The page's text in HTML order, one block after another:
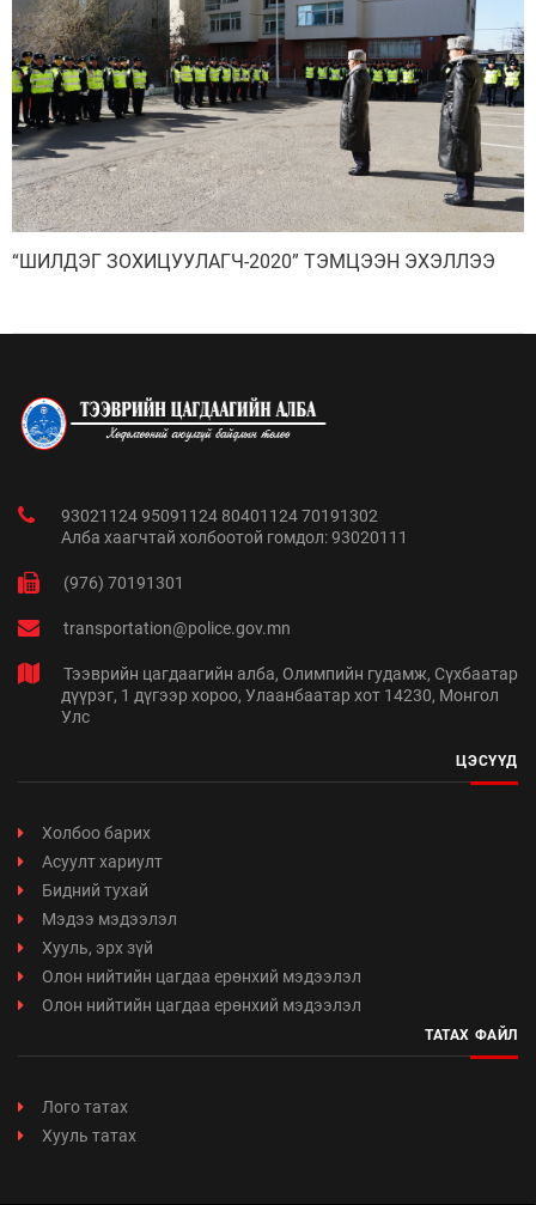
“ШИЛДЭГ ЗОХИЦУУЛАГЧ-2020” ТЭМЦЭЭН ЭХЭЛЛЭЭ
93021124 95091124 80401124 70191302
Алба хаагчтай холбоотой гомдол: 93020111
(976) 70191301
transportation@police.gov.mn
Тээврийн цагдаагийн алба, Олимпийн гудамж, Сүхбаатар
дүүрэг, 1 дүгээр хороо, Улаанбаатар хот 14230, Монгол
Улс
ЦЭСҮҮД
Холбоо барих
Асуулт хариулт
Бидний тухай
Мэдээ мэдээлэл
Хууль, эрх зүй
Олон нийтийн цагдаа ерөнхий мэдээлэл
Олон нийтийн цагдаа ерөнхий мэдээлэл
ТАТАХ ФАЙЛ
Лого татах
Хууль татах